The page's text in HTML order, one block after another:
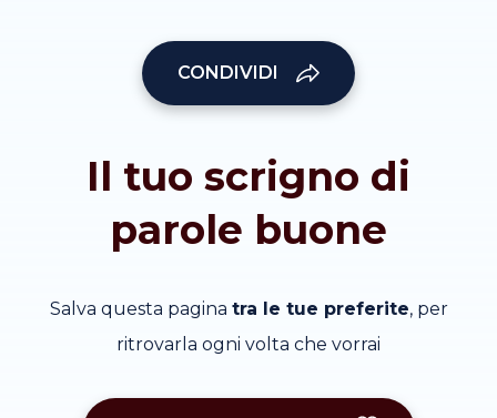
CONDIVIDI
Il tuo scrigno di
parole buone
Salva questa pagina tra le tue preferite, per
ritrovarla ogni volta che vorrai